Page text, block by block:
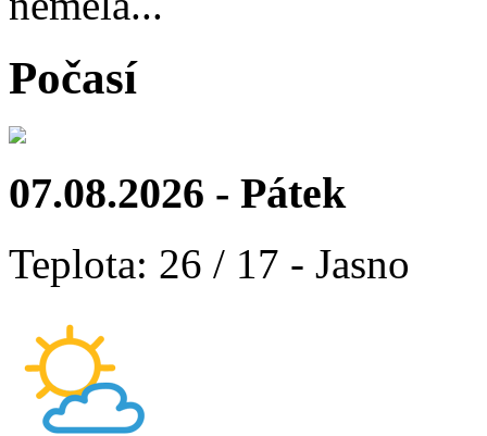
Počasí
07.08.2026 - Pátek
Teplota: 26 / 17 - Jasno